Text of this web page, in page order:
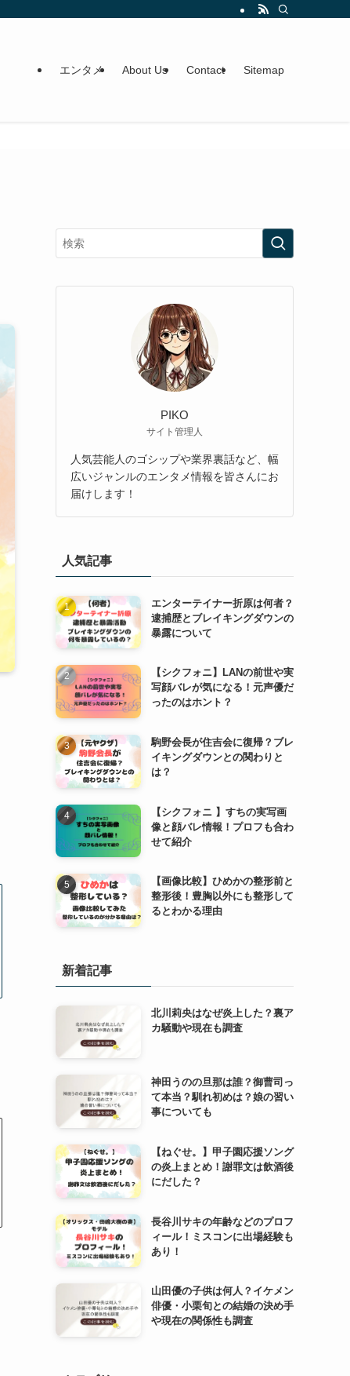
エンタメ About Us Contact Sitemap
PIKO
サイト管理人
人気芸能人のゴシップや業界裏話など、幅
広いジャンルのエンタメ情報を皆さんにお
届けします！
人気記事
エンターテイナー折原は何者？
逮捕歴とブレイキングダウンの
暴露について
【シクフォニ】LANの前世や実
写顔バレが気になる！元声優だ
ったのはホント？
駒野会長が住吉会に復帰？ブレ
イキングダウンとの関わりと
は？
【シクフォニ 】すちの実写画
像と顔バレ情報！プロフも合わ
せて紹介
【画像比較】ひめかの整形前と
整形後！豊胸以外にも整形して
るとわかる理由
新着記事
北川莉央はなぜ炎上した？裏ア
カ騒動や現在も調査
神田うのの旦那は誰？御曹司っ
て本当？馴れ初めは？娘の習い
事についても
【ねぐせ。】甲子園応援ソング
の炎上まとめ！謝罪文は飲酒後
にだした？
長谷川サキの年齢などのプロフ
ィール！ミスコンに出場経験も
あり！
山田優の子供は何人？イケメン
俳優・小栗旬との結婚の決め手
や現在の関係性も調査